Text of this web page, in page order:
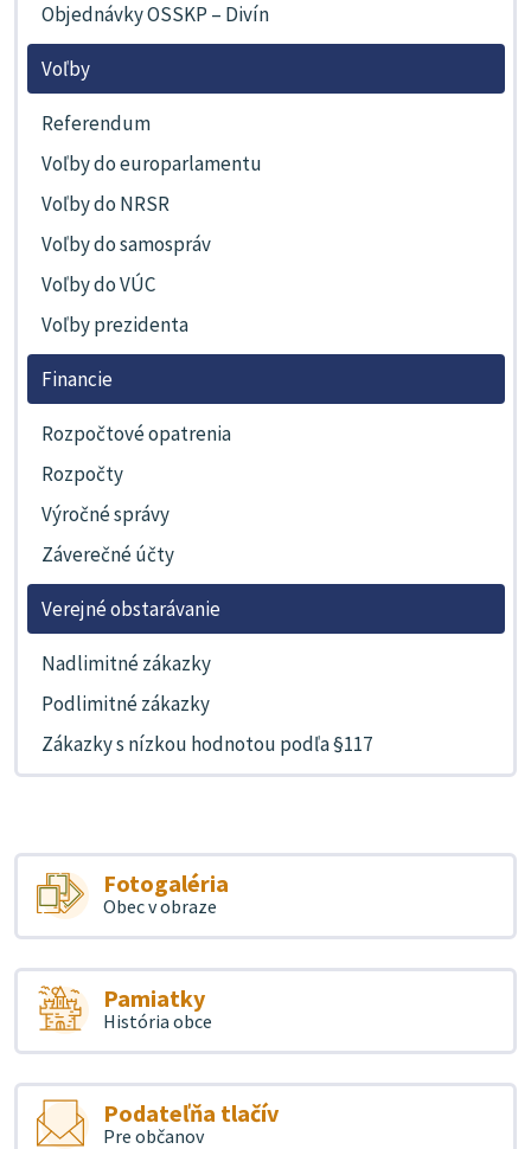
Objednávky OSSKP – Divín
Voľby
Referendum
Voľby do europarlamentu
Voľby do NRSR
Voľby do samospráv
Voľby do VÚC
Voľby prezidenta
Financie
Rozpočtové opatrenia
Rozpočty
Výročné správy
Záverečné účty
Verejné obstarávanie
Nadlimitné zákazky
Podlimitné zákazky
Zákazky s nízkou hodnotou podľa §117
Fotogaléria
Obec v obraze
Pamiatky
História obce
Podateľňa tlačív
Pre občanov